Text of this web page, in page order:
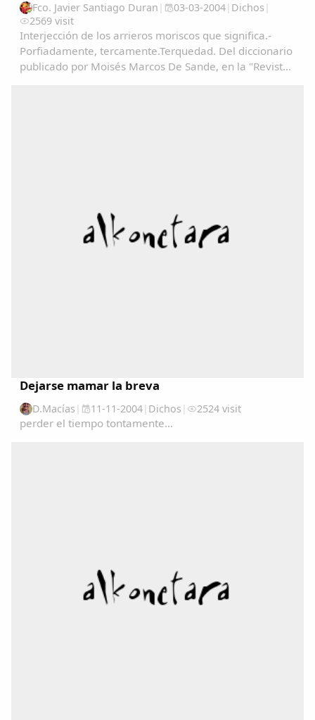
Fco. Javier Santiago Duran | 03-03-2004| Dichos |
2569 visit
Interjección de los arrieros moriscos que significa.-
Porfiadamente, tercamente.Terquedad. Del diccionario
publicado por Moisés Marcos De Sande, en la "Revista
Dejarse mamar la breva
D.Macías | 11-11-2004| Dichos | 2524 visit
perder el tiempo tontamente...